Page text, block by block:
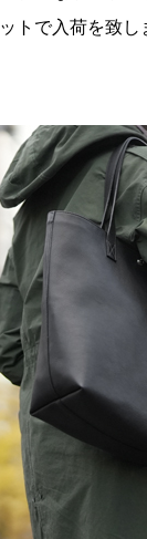
トで入荷を致し